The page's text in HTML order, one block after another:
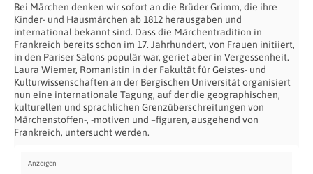
Bei Märchen denken wir sofort an die Brüder Grimm, die ihre
Kinder- und Hausmärchen ab 1812 herausgaben und
international bekannt sind. Dass die Märchentradition in
Frankreich bereits schon im 17. Jahrhundert, von Frauen initiiert,
in den Pariser Salons populär war, geriet aber in Vergessenheit.
Laura Wiemer, Romanistin in der Fakultät für Geistes- und
Kulturwissenschaften an der Bergischen Universität organisiert
nun eine internationale Tagung, auf der die geographischen,
kulturellen und sprachlichen Grenzüberschreitungen von
Märchenstoffen-, -motiven und –figuren, ausgehend von
Frankreich, untersucht werden.